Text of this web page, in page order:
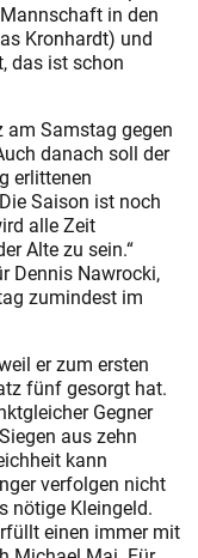
in den
Kronhardt) und
das ist schon
am Samstag gegen
danach soll der
erlittenen
Saison ist noch
alle Zeit
Alte zu sein.“
Dennis Nawrocki,
zumindest im
er zum ersten
fünf gesorgt hat.
Gegner
aus zehn
kann
verfolgen nicht
nötige Kleingeld.
einen immer mit